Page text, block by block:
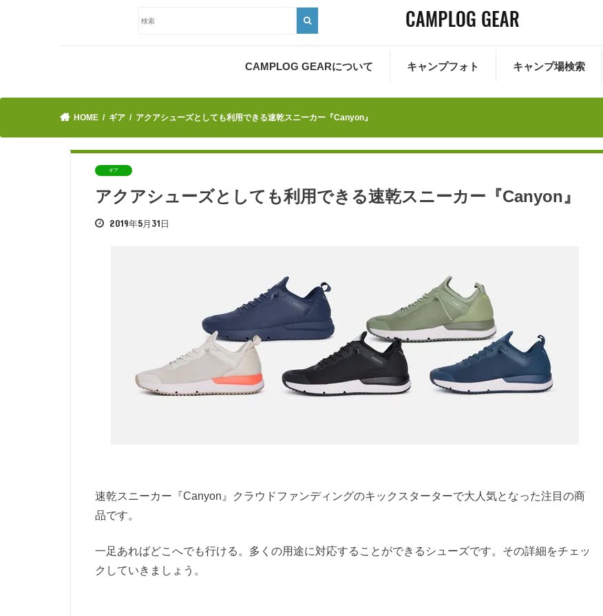
CAMPLOG GEARについて キャンプフォト キャンプ場検索
HOME ギア アクアシューズとしても利用できる速乾スニーカー『Canyon』
ギア
アクアシューズとしても利用できる速乾スニーカー『Canyon』
2019年5月31日
速乾スニーカー『Canyon』クラウドファンディングのキックスターターで大人気となった注目の商
品です。
一足あればどこへでも行ける。多くの用途に対応することができるシューズです。その詳細をチェッ
クしていきましょう。